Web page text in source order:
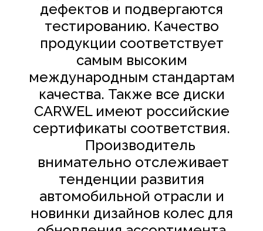
дефектов и подвергаются
тестированию. Качество
продукции соответствует
самым высоким
международным стандартам
качества. Также все диски
CARWELимеют российские
сертификаты соответствия.​
Производитель
внимательно отслеживает
тенденции развития
автомобильной отрасли и
новинки дизайнов колес для